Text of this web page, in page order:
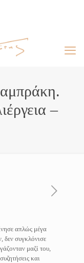
–
απλώς μέγα
συγκλόνισε
μαζί του,
και